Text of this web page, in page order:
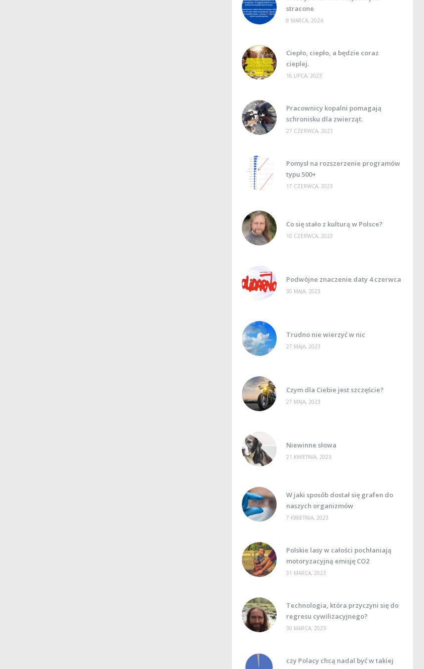
stracone
8 MARCA, 2024
Ciepło, ciepło, a będzie coraz
cieplej.
16 LIPCA, 2023
Pracownicy kopalni pomagają
schronisku dla zwierząt.
27 CZERWCA, 2023
Pomysł na rozszerzenie programów
typu 500+
17 CZERWCA, 2023
Co się stało z kulturą w Polsce?
10 CZERWCA, 2023
Podwójne znaczenie daty 4 czerwca
30 MAJA, 2023
Trudno nie wierzyć w nic
27 MAJA, 2023
Czym dla Ciebie jest szczęście?
27 MAJA, 2023
Niewinne słowa
21 KWIETNIA, 2023
W jaki sposób dostał się grafen do
naszych organizmów
7 KWIETNIA, 2023
Polskie lasy w całości pochłaniają
motoryzacyjną emisję CO2
31 MARCA, 2023
Technologia, która przyczyni się do
regresu cywilizacyjnego?
30 MARCA, 2023
czy Polacy chcą nadal być w takiej